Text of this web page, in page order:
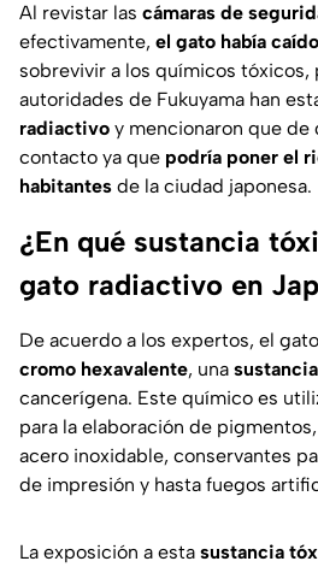
Al revistar las cámaras de
efectivamente, el gato había
sobrevivir a los químicos tóxicos,
autoridades de Fukuyama han
radiactivo y mencionaron que
contacto ya que podría poner el
habitantes de la ciudad japonesa.
¿En qué sustancia
gato radiactivo en
De acuerdo a los expertos, el
cromo hexavalente, una
cancerígena. Este químico es
para la elaboración de
acero inoxidable, conservantes
de impresión y hasta fuegos
La exposición a esta sustancia